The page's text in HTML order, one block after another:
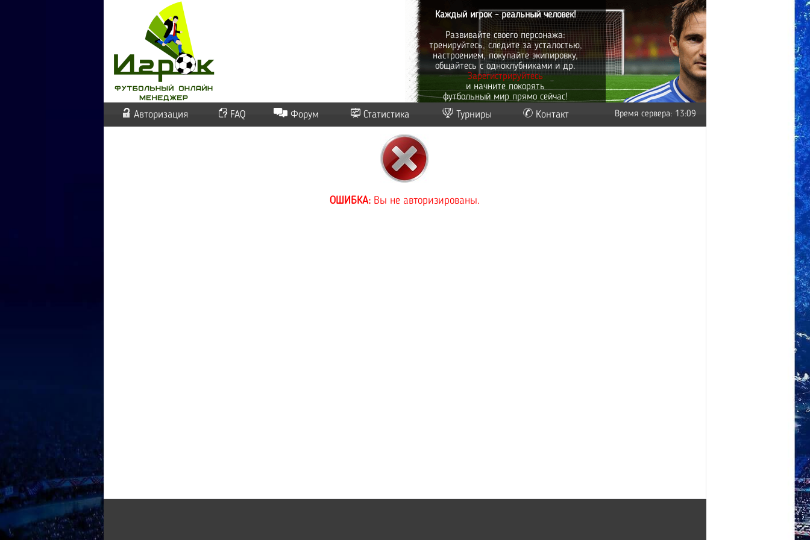
Каждый игрок - реальный человек!
Развивайте своего персонажа:
тренируйтесь, следите за усталостью,
настроением, покупайте экипировку,
общайтесь с одноклубниками и др.
Зарегистрируйтесь
и начните покорять
футбольный мир прямо сейчас!
Авторизация FAQ Форум Статистика Турниры Контакт Время сервера: 13:09
ОШИБКА:Вы не авторизированы.